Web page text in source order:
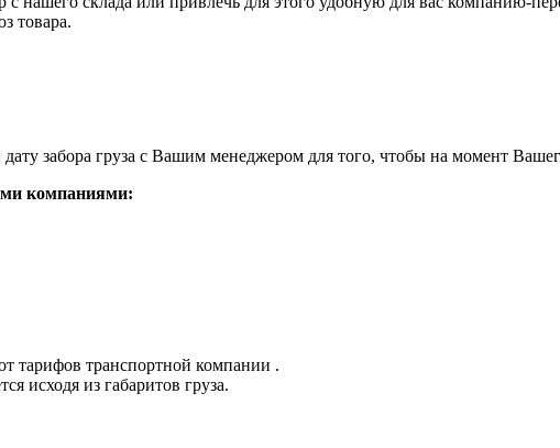
товара.
забора груза с Вашим менеджером для того, чтобы на момент
компаниями:
тарифов транспортной компании .
исходя из габаритов груза.